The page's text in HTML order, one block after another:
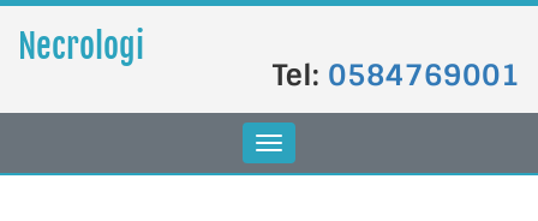
Necrologi
Tel: 0584769001
Toggle
navigation